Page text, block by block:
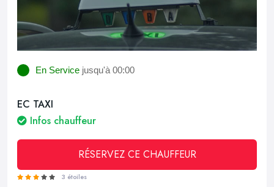
En Service jusqu'à 00:00
EC TAXI
Infos chauffeur
RÉSERVEZ CE CHAUFFEUR
3 étoiles